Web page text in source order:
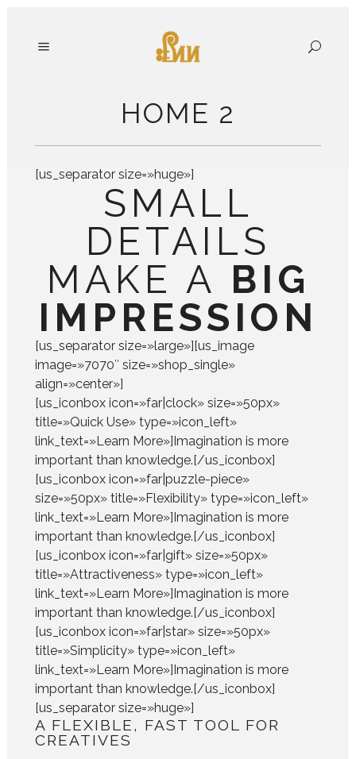
HOME 2
[us_separator size=»huge»]
SMALL
DETAILS
MAKE A BIG
IMPRESSION
[us_separator size=»large»][us_image
image=»7070″ size=»shop_single»
align=»center»]
[us_iconbox icon=»far|clock» size=»50px»
title=»Quick Use» type=»icon_left»
link_text=»Learn More»]Imagination is more
important than knowledge.[/us_iconbox]
[us_iconbox icon=»far|puzzle-piece»
size=»50px» title=»Flexibility» type=»icon_left»
link_text=»Learn More»]Imagination is more
important than knowledge.[/us_iconbox]
[us_iconbox icon=»far|gift» size=»50px»
title=»Attractiveness» type=»icon_left»
link_text=»Learn More»]Imagination is more
important than knowledge.[/us_iconbox]
[us_iconbox icon=»far|star» size=»50px»
title=»Simplicity» type=»icon_left»
link_text=»Learn More»]Imagination is more
important than knowledge.[/us_iconbox]
[us_separator size=»huge»]
A FLEXIBLE, FAST TOOL FOR
CREATIVES